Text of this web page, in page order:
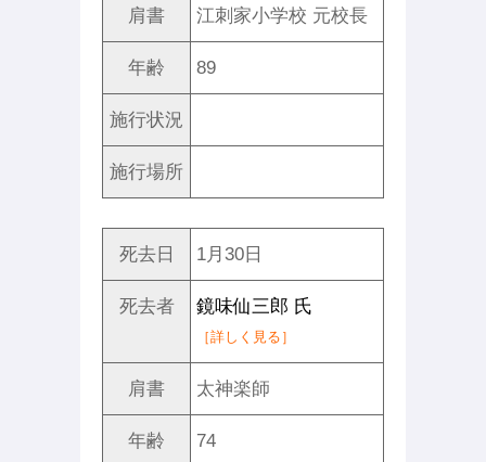
肩書 江刺家小学校 元校長
年齢 89
施行状況
施行場所
死去日 1月30日
死去者 鏡味仙三郎 氏
［詳しく見る］
肩書 太神楽師
年齢 74